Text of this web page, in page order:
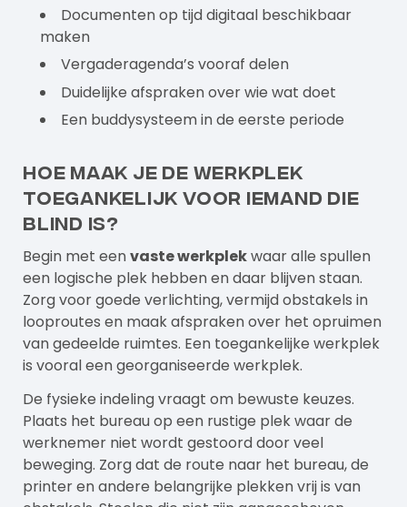
Documenten op tijd digitaal beschikbaar
maken
Vergaderagenda’s vooraf delen
Duidelijke afspraken over wie wat doet
Een buddy­systeem in de eerste periode
Hoe maak je de werkplek
toegankelijk voor iemand die
blind is?
Begin met eenvaste werkplekwaar alle spullen
een logische plek hebben en daar blijven staan.
Zorg voor goede verlichting, vermijd obstakels in
looproutes en maak afspraken over het opruimen
van gedeelde ruimtes. Een toegankelijke werkplek
is vooral een georganiseerde werkplek.
De fysieke indeling vraagt om bewuste keuzes.
Plaats het bureau op een rustige plek waar de
werknemer niet wordt gestoord door veel
beweging. Zorg dat de route naar het bureau, de
printer en andere belangrijke plekken vrij is van